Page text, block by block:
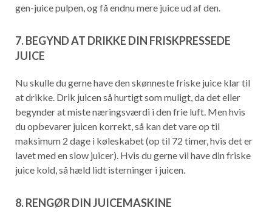
gen-juice pulpen, og få endnu mere juice ud af den.
7. BEGYND AT DRIKKE DIN FRISKPRESSEDE
JUICE
Nu skulle du gerne have den skønneste friske juice klar til
at drikke. Drik juicen så hurtigt som muligt, da det eller
begynder at miste næringsværdi i den frie luft. Men hvis
du opbevarer juicen korrekt, så kan det vare op til
maksimum 2 dage i køleskabet (op til 72 timer, hvis det er
lavet med en slow juicer). Hvis du gerne vil have din friske
juice kold, så hæld lidt isterninger i juicen.
8. RENGØR DIN JUICEMASKINE